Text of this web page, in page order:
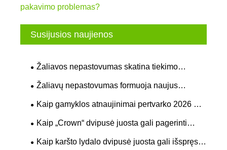
pakavimo problemas?
Susijusios naujienos
Žaliavos nepastovumas skatina tiekimo
grandinės reguliavimą lipnios juostos
Žaliavų nepastovumas formuoja naujus
pramoninės lipnios juostos gamybos modelius
Kaip gamyklos atnaujinimai pertvarko 2026 m.
pramonės tiekimo bendradarbiavimą
Kaip „Crown“ dvipusė juosta gali pagerinti
pramoninio klijavimo efektyvumą?
Kaip karšto lydalo dvipusė juosta gali išspręsti